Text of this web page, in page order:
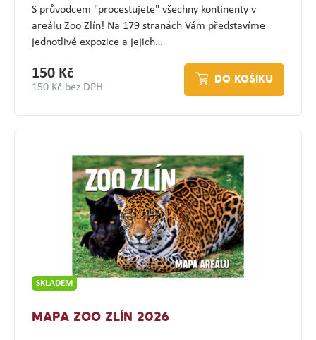
S průvodcem "procestujete" všechny kontinenty v
areálu Zoo Zlín! Na 179 stranách Vám představíme
jednotlivé expozice a jejich…
150 Kč
150 Kč bez DPH
DO KOŠÍKU
SKLADEM
MAPA ZOO ZLÍN 2026